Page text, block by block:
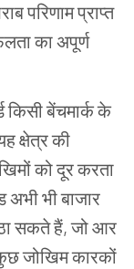
परिणाम प्राप्त
का अपूर्ण
किसी बेंचमार्क के
क्षेत्र की
को दूर करता
भी बाजार
सकते हैं, जो आर
जोखिम कारकों